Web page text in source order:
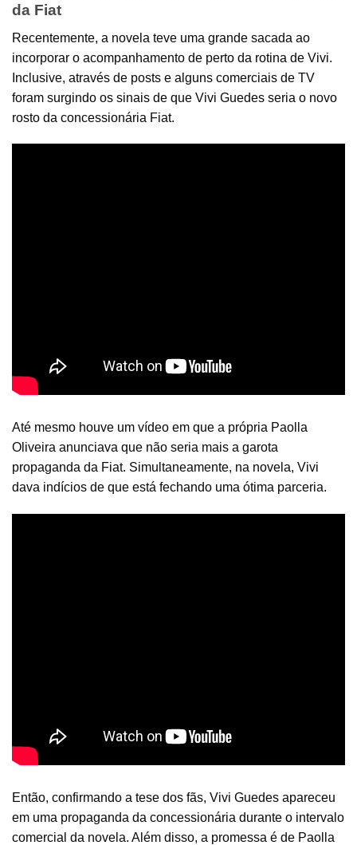
da Fiat
Recentemente, a novela teve uma grande sacada ao
incorporar o acompanhamento de perto da rotina de Vivi.
Inclusive, através de posts e alguns comerciais de TV
foram surgindo os sinais de que Vivi Guedes seria o novo
rosto da concessionária Fiat.
Até mesmo houve um vídeo em que a própria Paolla
Oliveira anunciava que não seria mais a garota
propaganda da Fiat. Simultaneamente, na novela, Vivi
dava indícios de que está fechando uma ótima parceria.
Então, confirmando a tese dos fãs, Vivi Guedes apareceu
em uma propaganda da concessionária durante o intervalo
comercial da novela. Além disso, a promessa é de Paolla